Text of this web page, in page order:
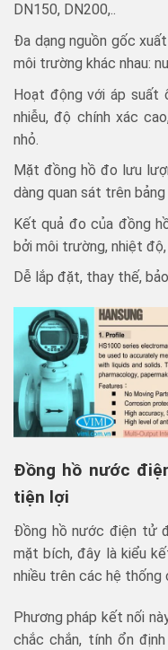
DN150, DN200,..
Đa dạng nguồn gốc
môi trường khác nhau:
Hoạt động với áp suất
nhiễu, độ chính xác
nhỏ.
Mặt đồng hồ đo lưu
dàng quan sát trên
Kết quả đo của đồng
bởi môi trường, nhiệt độ,
Dễ lắp đặt, thay thế,
Đồng hồ nước
tiện lợi
Đồng hồ nước điện tử
mặt bích, đây là kiểu
nhiều trên các hệ thống
Phương pháp kết nối
chắc chắn, tính ổn